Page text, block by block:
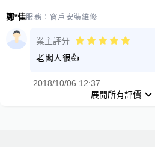
鄭*佳服務： 窗戶安裝維修
業主評分
老闆人很👍
2018/10/06 12:37
展開所有評價